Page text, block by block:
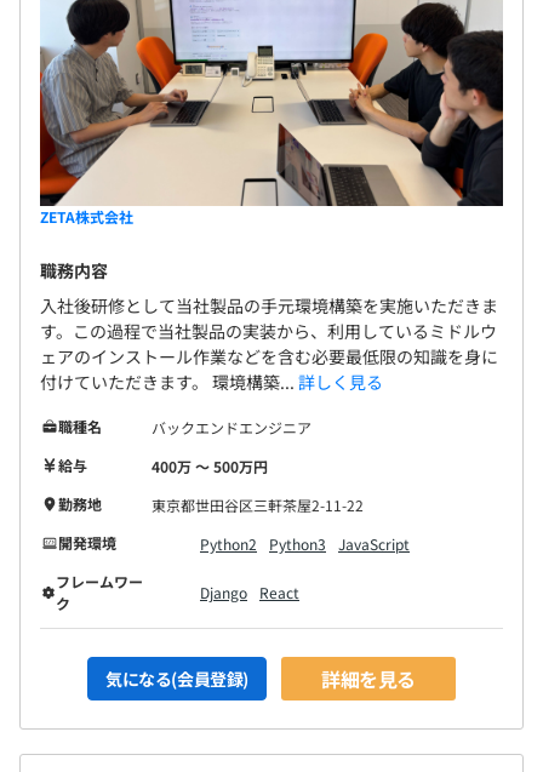
ZETA株式会社
職務内容
入社後研修として当社製品の手元環境構築を実施いただきま
す。この過程で当社製品の実装から、利用しているミドルウ
ェアのインストール作業などを含む必要最低限の知識を身に
付けていただきます。 環境構築... 詳しく見る
職種名
バックエンドエンジニア
給与
400万 〜 500万円
勤務地
東京都世田谷区三軒茶屋2-11-22
開発環境
Python2 Python3
JavaScript
フレームワー
ク
Django React
気になる(会員登録) 詳細を見る